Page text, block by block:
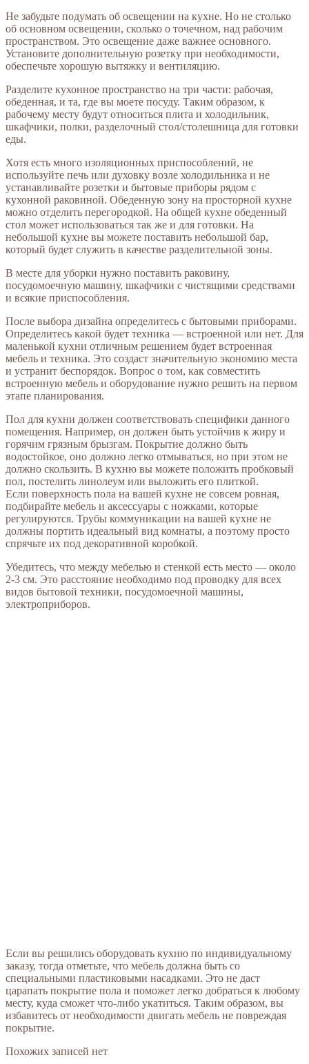
Не забудьте подумать об освещении на кухне. Но не столько
об основном освещении, сколько о точечном, над рабочим
пространством. Это освещение даже важнее основного.
Установите дополнительную розетку при необходимости,
обеспечьте хорошую вытяжку и вентиляцию.
Разделите кухонное пространство на три части: рабочая,
обеденная, и та, где вы моете посуду. Таким образом, к
рабочему месту будут относиться плита и холодильник,
шкафчики, полки, разделочный стол/столешница для готовки
еды.
Хотя есть много изоляционных приспособлений, не
используйте печь или духовку возле холодильника и не
устанавливайте розетки и бытовые приборы рядом с
кухонной раковиной. Обеденную зону на просторной кухне
можно отделить перегородкой. На общей кухне обеденный
стол может использоваться так же и для готовки. На
небольшой кухне вы можете поставить небольшой бар,
который будет служить в качестве разделительной зоны.
В месте для уборки нужно поставить раковину,
посудомоечную машину, шкафчики с чистящими средствами
и всякие приспособления.
После выбора дизайна определитесь с бытовыми приборами.
Определитесь какой будет техника — встроенной или нет. Для
маленькой кухни отличным решением будет встроенная
мебель и техника. Это создаст значительную экономию места
и устранит беспорядок. Вопрос о том, как совместить
встроенную мебель и оборудование нужно решить на первом
этапе планирования.
Пол для кухни должен соответствовать специфики данного
помещения. Например, он должен быть устойчив к жиру и
горячим грязным брызгам. Покрытие должно быть
водостойкое, оно должно легко отмываться, но при этом не
должно скользить. В кухню вы можете положить пробковый
пол, постелить линолеум или выложить его плиткой.
Если поверхность пола на вашей кухне не совсем ровная,
подбирайте мебель и аксессуары с ножками, которые
регулируются. Трубы коммуникации на вашей кухне не
должны портить идеальный вид комнаты, а поэтому просто
спрячьте их под декоративной коробкой.
Убедитесь, что между мебелью и стенкой есть место — около
2-3 см. Это расстояние необходимо под проводку для всех
видов бытовой техники, посудомоечной машины,
электроприборов.
Если вы решились оборудовать кухню по индивидуальному
заказу, тогда отметьте, что мебель должна быть со
специальными пластиковыми насадками. Это не даст
царапать покрытие пола и поможет легко добраться к любому
месту, куда сможет что-либо укатиться. Таким образом, вы
избавитесь от необходимости двигать мебель не повреждая
покрытие.
Похожих записей нет